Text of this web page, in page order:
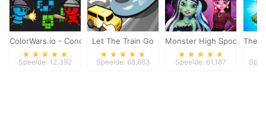
ColorWars.io - Conquest Game
Speelde: 12,392
Let The Train Go
Speelde: 68,663
Monster High Spooky
Speelde: 61,187
The